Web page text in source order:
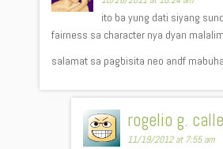
ito ba yung dati siyang
fairness sa character nya dyan
salamat sa pagbisita neo andf
rogelio g.
11/19/2012 at 7:55 am